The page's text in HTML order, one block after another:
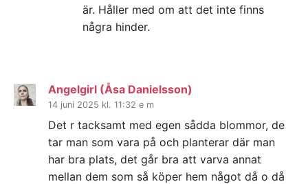
är. Håller med om att det inte finns
några hinder.
Angelgirl (Åsa Danielsson)
14 juni 2025 kl. 11:32 e m
Det r tacksamt med egen sådda blommor, de
tar man som vara på och planterar där man
har bra plats, det går bra att varva annat
mellan dem som så köper hem något då o då